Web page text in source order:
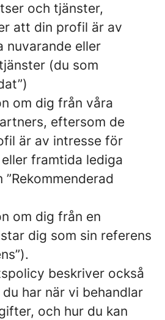
och tjänster,
att din profil är av
nuvarande eller
(du som
om dig från våra
eftersom de
är av intresse för
framtida lediga
om dig från en
dig som sin referens
beskriver också
har när vi behandlar
och hur du kan